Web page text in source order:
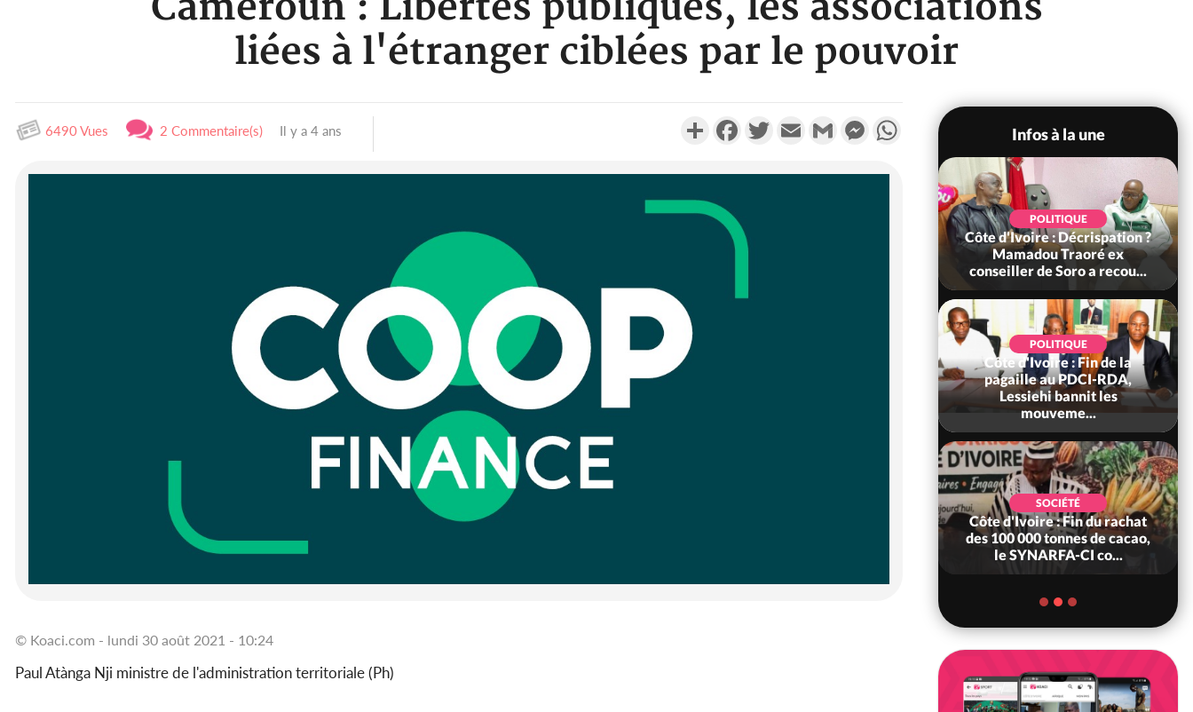
liées à l'étranger ciblées par le pouvoir
6490 Vues 2 Commentaire(s) Il y a 4 ans PartagerFacebookTwitterEmail Gmail MessengerWhatsApp
© Koaci.com - lundi 30 août 2021 - 10:24
Paul Atànga Nji ministre de l'administration territoriale (Ph)
Infos à la une
Côte d'Ivoire : Ouattara
promet des sanctions contre
POLITIQUE
Côte d'Ivoire : Décrispation ?
Mamadou Traoré ex
conseiller de Soro a recou...
POLITIQUE
Côte d'Ivoire : Fin de la
pagaille au PDCI-RDA,
Lessiehi bannit les
mouveme...
SOCIÉTÉ
Côte d'Ivoire : Fin du rachat
des 100 000 tonnes de cacao,
le SYNARFA-CI co...